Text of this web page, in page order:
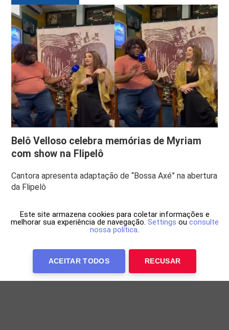
Belô Velloso celebra memórias de Myriam
com show na Flipelô
Cantora apresenta adaptação de “Bossa Axé” na abertura
da Flipelô
Este site armazena cookies para coletar informações e
melhorar sua experiência de navegação. Settings ou consulte
nossa política.
ACEITAR TODOS RECUSAR